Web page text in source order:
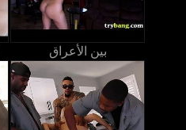
بين الأعراق